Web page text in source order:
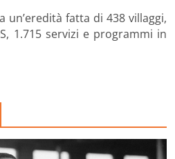
un’eredità fatta di 438 villaggi,
1.715 servizi e programmi in